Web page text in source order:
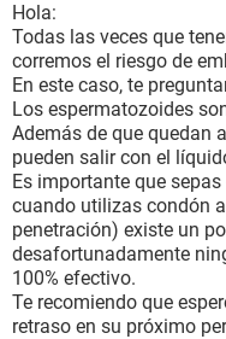
Hola:
Todas las veces que
corremos el riesgo de
En este caso, te
Los espermatozoides
Además de que quedan
pueden salir con el
Es importante que
cuando utilizas condón
penetración) existe un
desafortunadamente
100% efectivo.
Te recomiendo que
retraso en su próximo